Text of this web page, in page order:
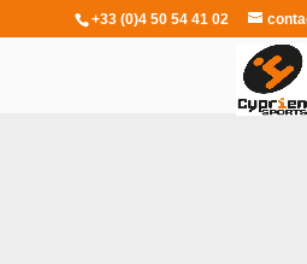
+33 (0)4 50 54 41 02
Sélectionner une page